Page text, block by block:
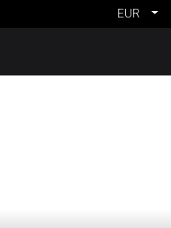
EUR